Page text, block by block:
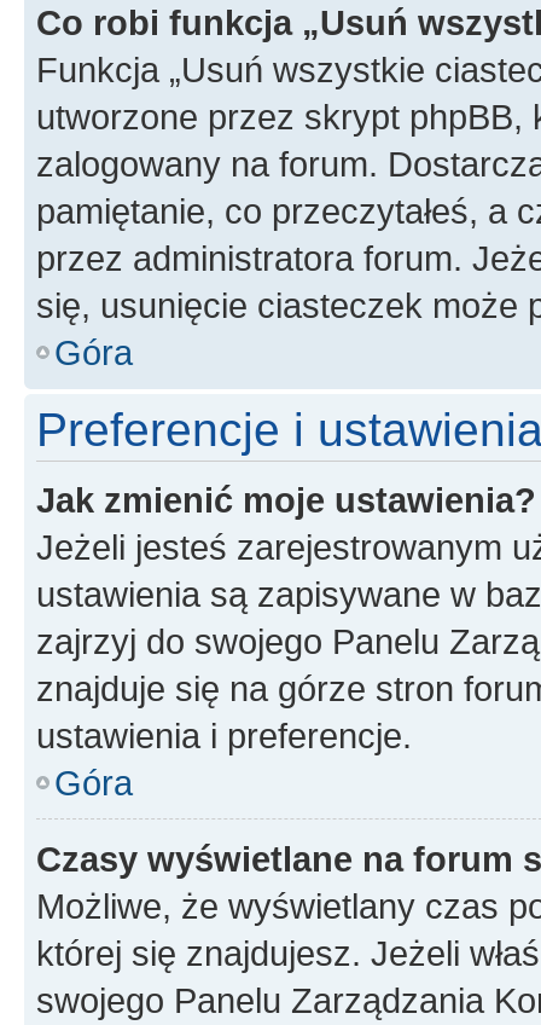
Co robi funkcja „Usuń
Funkcja „Usuń wszystkie
utworzone przez skrypt
zalogowany na forum.
pamiętanie, co przeczytałeś, a
przez administratora forum.
się, usunięcie ciasteczek może
Góra
Preferencje i
Jak zmienić moje ustawienia?
Jeżeli jesteś zarejestrowanym
ustawienia są zapisywane w
zajrzyj do swojego Panelu
znajduje się na górze stron
ustawienia i preferencje.
Góra
Czasy wyświetlane na forum
Możliwe, że wyświetlany czas
której się znajdujesz. Jeżeli
swojego Panelu Zarządzania